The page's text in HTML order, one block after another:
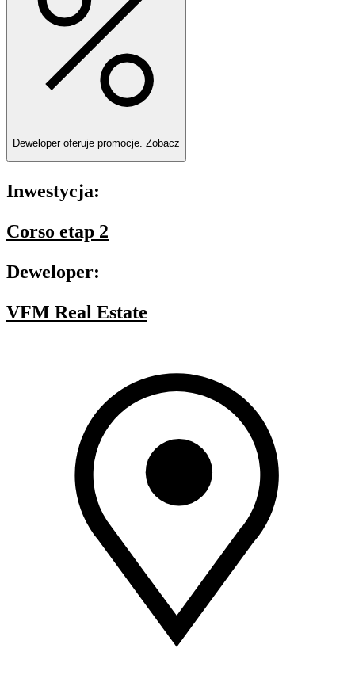
Deweloper oferuje promocje. Zobacz
Inwestycja:
Corso etap 2
Deweloper:
VFM Real Estate